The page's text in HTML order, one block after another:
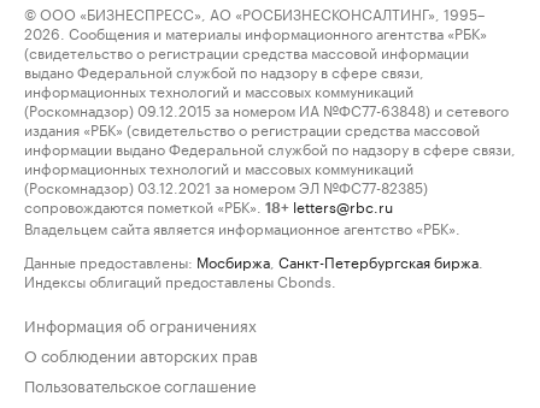
© ООО «БИЗНЕСПРЕСС», АО «РОСБИЗНЕСКОНСАЛТИНГ», 1995–
2026. Сообщения и материалы информационного агентства «РБК»
(свидетельство о регистрации средства массовой информации
выдано Федеральной службой по надзору в сфере связи,
информационных технологий и массовых коммуникаций
(Роскомнадзор) 09.12.2015 за номером ИА №ФС77-63848) и сетевого
издания «РБК» (свидетельство о регистрации средства массовой
информации выдано Федеральной службой по надзору в сфере связи,
информационных технологий и массовых коммуникаций
(Роскомнадзор) 03.12.2021 за номером ЭЛ №ФС77-82385)
сопровождаются пометкой «РБК».
18+ letters@rbc.ru
Владельцем сайта является информационное агентство «РБК».
Данные предоставлены: Мосбиржа Санкт-Петербургская биржа
Индексы облигаций предоставлены Cbonds.
Информация об ограничениях
О соблюдении авторских прав
Пользовательское соглашение